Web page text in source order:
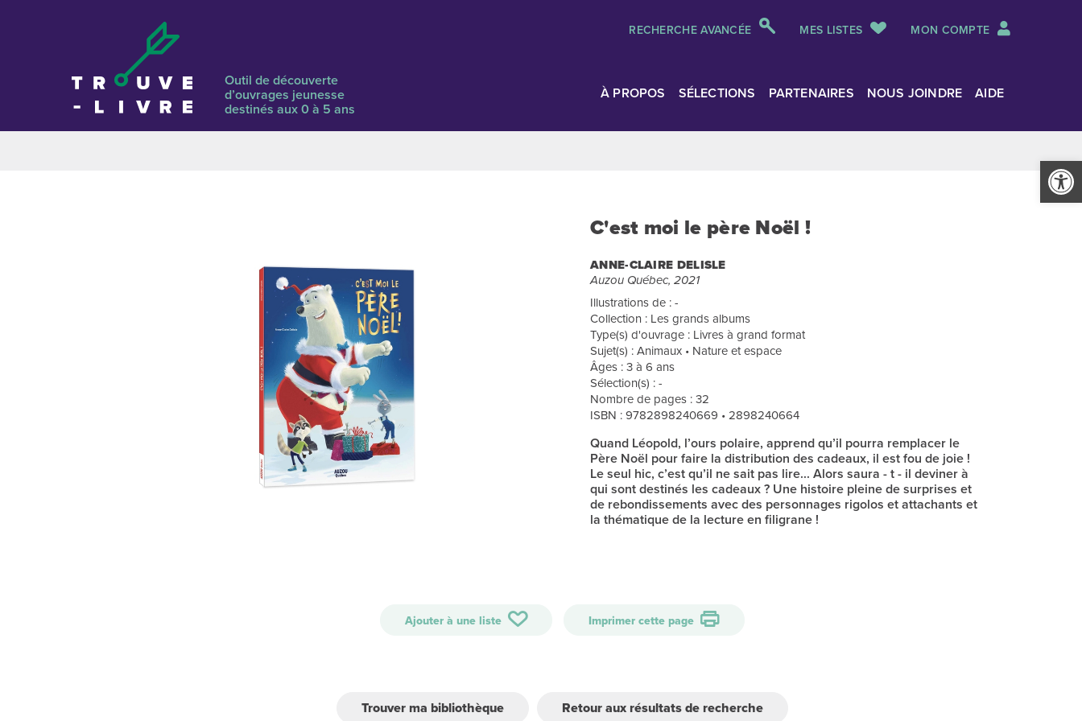
Ouvrir
RECHERCHE AVANCÉE MES LISTES MON COMPTE
Outil de découverte
d’ouvrages jeunesse
destinés aux 0 à 5 ans
À PROPOS SÉLECTIONS PARTENAIRES NOUS JOINDRE AIDE
C'est moi le père Noël !
ANNE-CLAIRE DELISLE
Auzou Québec, 2021
Illustrations de : -
Collection : Les grands albums
Type(s) d'ouvrage : Livres à grand format
Sujet(s) : Animaux • Nature et espace
Âges : 3 à 6 ans
Sélection(s) : -
Nombre de pages : 32
ISBN : 9782898240669 • 2898240664
Quand Léopold, l’ours polaire, apprend qu’il pourra remplacer le
Père Noël pour faire la distribution des cadeaux, il est fou de joie !
Le seul hic, c’est qu’il ne sait pas lire... Alors saura - t - il deviner à
qui sont destinés les cadeaux ? Une histoire pleine de surprises et
de rebondissements avec des personnages rigolos et attachants et
la thématique de la lecture en filigrane !
Ajouter à une liste Imprimer cette page
Trouver ma bibliothèque Retour aux résultats de recherche